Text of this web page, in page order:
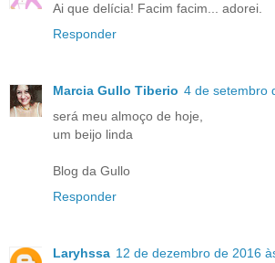
Ai que delícia! Facim facim... adorei.
Responder
Marcia Gullo Tiberio 4 de setembro
será meu almoço de hoje,
um beijo linda
Blog da Gullo
Responder
Laryhssa 12 de dezembro de 2016